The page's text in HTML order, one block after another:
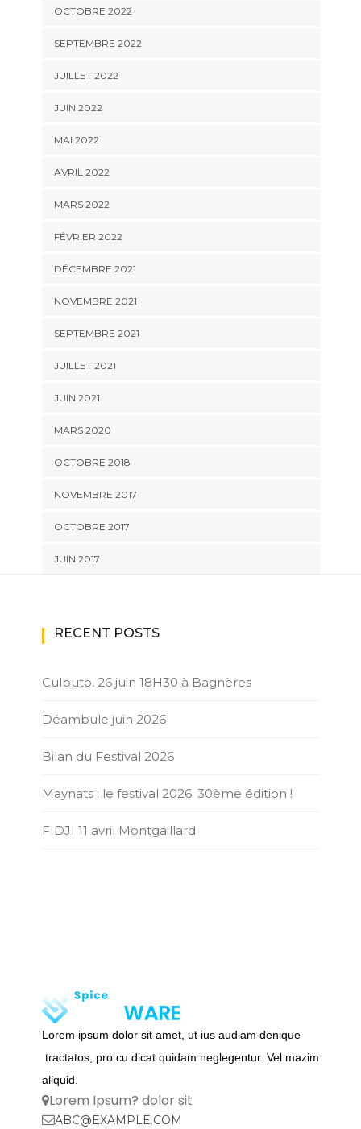
OCTOBRE 2022
SEPTEMBRE 2022
JUILLET 2022
JUIN 2022
MAI 2022
AVRIL 2022
MARS 2022
FÉVRIER 2022
DÉCEMBRE 2021
NOVEMBRE 2021
SEPTEMBRE 2021
JUILLET 2021
JUIN 2021
MARS 2020
OCTOBRE 2018
NOVEMBRE 2017
OCTOBRE 2017
JUIN 2017
RECENT POSTS
Culbuto, 26 juin 18H30 à Bagnères
Déambule juin 2026
Bilan du Festival 2026
Maynats : le festival 2026. 30ème édition !
FIDJI 11 avril Montgaillard
Lorem ipsum dolor sit amet, ut ius audiam denique
tractatos, pro cu dicat quidam neglegentur. Vel mazim
aliquid.
Lorem Ipsum? dolor sit
ABC@EXAMPLE.COM